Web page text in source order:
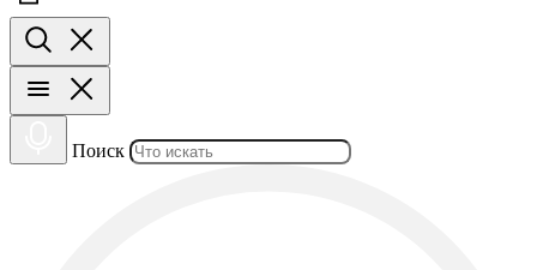
Поиск